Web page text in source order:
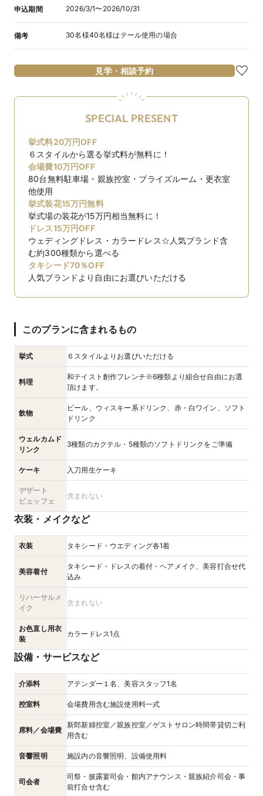
申込期間 2026/3/1〜2026/10/31
備考 30名様40名様はテール使用の場合
見学・相談予約
SPECIAL PRESENT
挙式料20万円OFF
６スタイルから選る挙式料が無料に！
会場費10万円OFF
80台無料駐車場・親族控室・ブライズルーム・更衣室
他使用
挙式装花15万円無料
挙式場の装花が15万円相当無料に！
ドレス15万円OFF
ウェディングドレス・カラードレス☆人気ブランド含
む約300種類から選べる
タキシード70％OFF
人気ブランドより自由にお選びいただける
このプランに含まれるもの
挙式 ６スタイルよりお選びいただける
料理
和テイスト創作フレンチ※6種類より組合せ自由にお選
頂けます。
飲物
ビール、ウィスキー系ドリンク、赤・白ワイン、ソフト
ドリンク
ウェルカムド
リンク
3種類のカクテル・5種類のソフトドリンクをご準備
ケーキ 入刀用生ケーキ
デザート
ビュッフェ
含まれない
衣装・メイクなど
衣装 タキシード・ウエディング各1着
美容着付
タキシード・ドレスの着付・ヘアメイク、美容打合せ代
込み
リハーサルメ
イク
含まれない
お色直し用衣
装
カラードレス1点
設備・サービスなど
介添料 アテンダー１名、美容スタッフ1名
控室料 会場費用含む施設使用料一式
席料／会場費
新郎新婦控室／親族控室／ゲストサロン時間帯貸切ご利
用含む
音響照明 施設内の音響照明、設備使用料
司会者
司祭・披露宴司会・館内アナウンス・親族紹介司会・事
前打合せ含む